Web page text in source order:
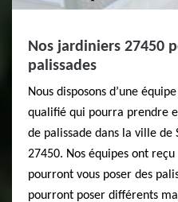
Nos jardiniers 27450
palissades
Nous disposons d’une
qualifié qui pourra prendre
de palissade dans la ville de
27450. Nos équipes ont
pourront vous poser des
pourront poser différents